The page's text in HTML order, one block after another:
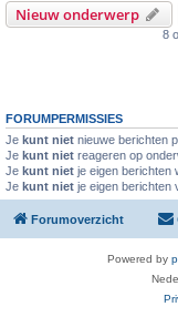
Nieuw onderwerp
8
FORUMPERMISSIES
Je kunt niet nieuwe berichten
Je kunt niet reageren op
Je kunt niet je eigen berichten
Je kunt niet je eigen berichten
Forumoverzicht
Powered by